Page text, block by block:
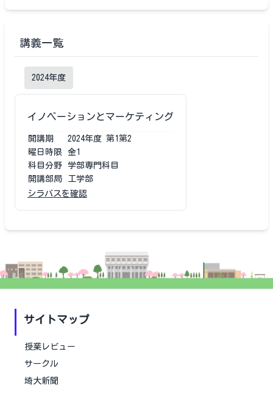
講義一覧
2024年度
イノベーションとマーケティング
開講期 2024年度 第1第2
曜日時限
金1
科目分野
学部専門科目
開講部局
工学部
シラバスを確認
サイトマップ
授業レビュー
サークル
埼大新聞